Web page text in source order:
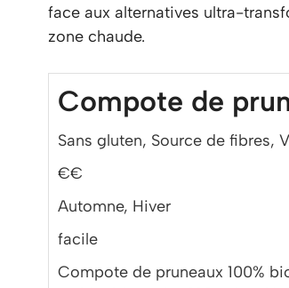
face aux alternatives ultra-
zone chaude.
Compote de
Sans gluten, Source de fibres,
€€
Automne, Hiver
facile
Compote de pruneaux 100%